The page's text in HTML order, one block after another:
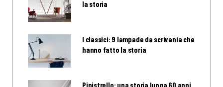
la storia
I classici: 9 lampade da scrivania che
hanno fatto la storia
Pipistrello: una storia lunga 60 anni